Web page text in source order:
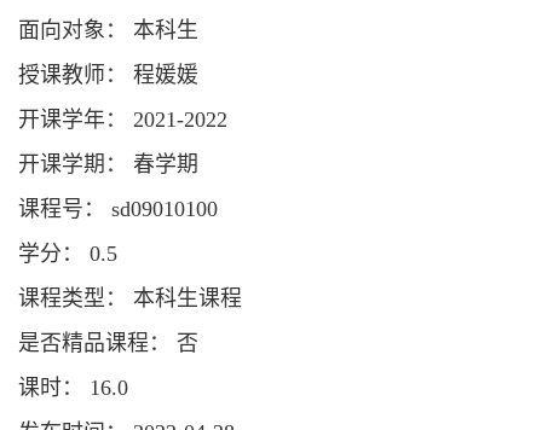
面向对象： 本科生
授课教师： 程媛媛
开课学年： 2021-2022
开课学期： 春学期
课程号： sd09010100
学分： 0.5
课程类型： 本科生课程
是否精品课程： 否
课时： 16.0